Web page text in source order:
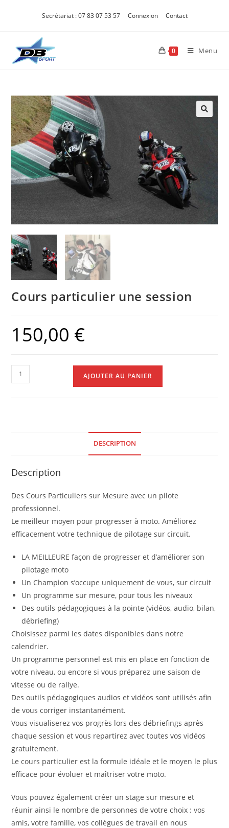
Secrétariat : 07 83 07 53 57 Connexion Contact
0 Menu
Cours particulier une session
150,00 €
AJOUTER AU PANIER
DESCRIPTION
Description
Des Cours Particuliers sur Mesure avec un pilote
professionnel.
Le meilleur moyen pour progresser à moto. Améliorez
efficacement votre technique de pilotage sur circuit.
LA MEILLEURE façon de progresser et d’améliorer son
pilotage moto
Un Champion s’occupe uniquement de vous, sur circuit
Un programme sur mesure, pour tous les niveaux
Des outils pédagogiques à la pointe (vidéos, audio, bilan,
débriefing)
Choisissez parmi les dates disponibles dans notre
calendrier.
Un programme personnel est mis en place en fonction de
votre niveau, ou encore si vous préparez une saison de
vitesse ou de rallye.
Des outils pédagogiques audios et vidéos sont utilisés afin
de vous corriger instantanément.
Vous visualiserez vos progrès lors des débriefings après
chaque session et vous repartirez avec toutes vos vidéos
gratuitement.
Le cours particulier est la formule idéale et le moyen le plus
efficace pour évoluer et maîtriser votre moto.
Vous pouvez également créer un stage sur mesure et
réunir ainsi le nombre de personnes de votre choix : vos
amis, votre famille, vos collègues de travail en nous